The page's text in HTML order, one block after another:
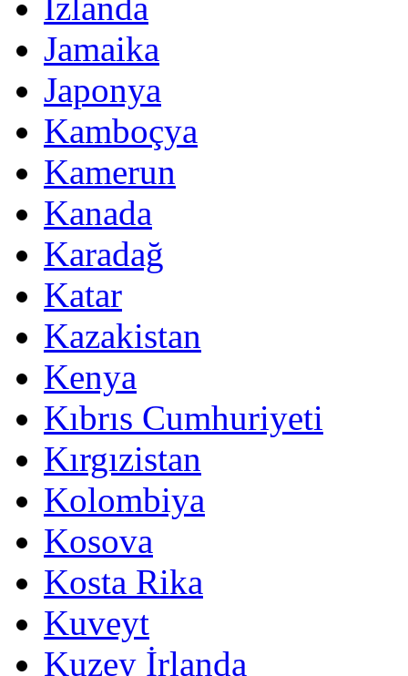
Jamaika
Japonya
Kamboçya
Kamerun
Kanada
Karadağ
Katar
Kazakistan
Kenya
Kıbrıs Cumhuriyeti
Kırgızistan
Kolombiya
Kosova
Kosta Rika
Kuveyt
Kuzey İrlanda